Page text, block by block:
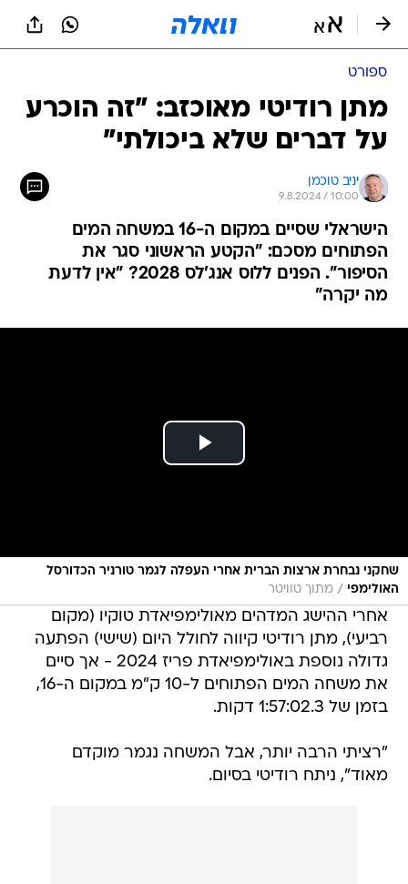
ספורט
מתן רודיטי מאוכזב: "זה הוכרע
על דברים שלא ביכולתי"
יניב טוכמן
9.8.2024 / 10:00
הישראלי שסיים במקום ה-16 במשחה המים
הפתוחים מסכם: "הקטע הראשוני סגר את
הסיפור". הפנים ללוס אנג'לס 2028? "אין לדעת
מה יקרה"
שחקני נבחרת ארצות הברית אחרי העפלה לגמר טורניר הכדורסל
האולימפי / מתוך טוויטר
אחרי ההישג המדהים מאולימפיאדת טוקיו (מקום
רביעי), מתן רודיטי קיווה לחולל היום (שישי) הפתעה
גדולה נוספת באולימפיאדת פריז 2024 - אך סיים
את משחה המים הפתוחים ל-10 ק"מ במקום ה-16,
בזמן של 1:57:02.3 דקות.
"רציתי הרבה יותר, אבל המשחה נגמר מוקדם
מאוד", ניתח רודיטי בסיום.